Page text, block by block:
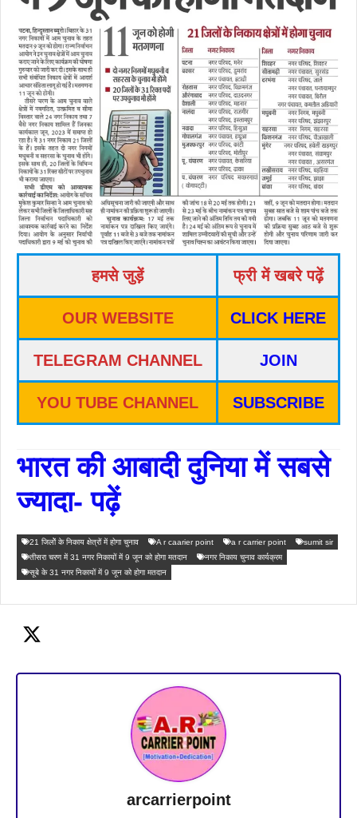
हमसे जुड़ें फ्री में खबरे पढ़ें
OUR WEBSITE CLICK HERE
TELEGRAM CHANNEL JOIN
YOU TUBE CHANNEL SUBSCRIBE
भारत की आबादी दुनिया में सबसे
ज्यादा-पढ़ें
21 जिलोें के निकाय क्षेत्रों में होगा चुनाव A r caarier point a r carrier point
sumit sir
तीसरा चरण में 31 नगर निकायों में 9 जून को होगा मतदान
नगर निकाय चुनाव कार्यक्रम
सूबे के 31 नगर निकायों में 9 जून को होगा मतदान
arcarrierpoint